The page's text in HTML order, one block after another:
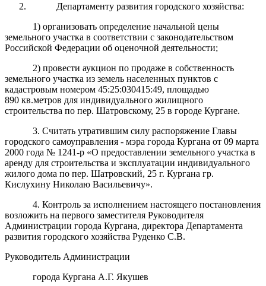
Департаменту развития городского хозяйства:
1) организовать определение начальной цены
земельного участка в соответствии с законодательством
Российской Федерации об оценочной деятельности;
2) провести аукцион по продаже в собственность
земельного участка из земель населенных пунктов с
кадастровым номером 45:25:030415:49, площадью
890 кв.метров для индивидуального жилищного
строительства по пер. Шатровскому, 25 в городе Кургане.
3. Считать утратившим силу распоряжение Главы
городского самоуправления - мэра города Кургана от 09 марта
2000 года № 1241-р «О предоставлении земельного участка в
аренду для строительства и эксплуатации индивидуального
жилого дома по пер. Шатровский, 25 г. Кургана гр.
Кислухину Николаю Васильевичу».
4. Контроль за исполнением настоящего постановления
возложить на первого заместителя Руководителя
Администрации города Кургана, директора Департамента
развития городского хозяйства Руденко С.В.
Руководитель Администрации
города Кургана А.Г. Якушев